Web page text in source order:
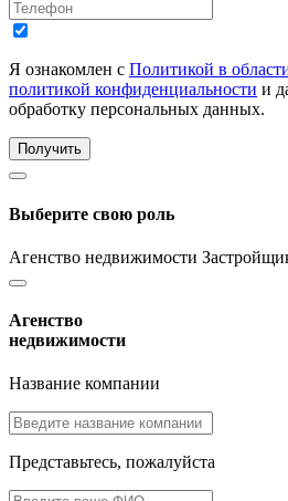
Я ознакомлен с Политикой в
политикой конфиденциальности и
обработку персональных данных.
Получить
Выберите свою роль
Агенство недвижимости
Агенство
недвижимости
Название компании
Представьтесь, пожалуйста